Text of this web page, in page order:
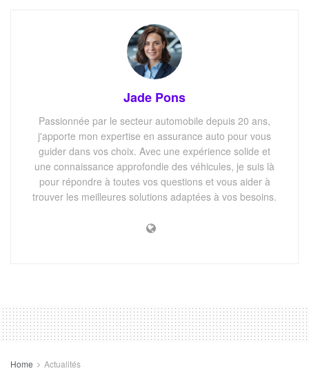
Jade Pons
Passionnée par le secteur automobile depuis 20 ans,
j'apporte mon expertise en assurance auto pour vous
guider dans vos choix. Avec une expérience solide et
une connaissance approfondie des véhicules, je suis là
pour répondre à toutes vos questions et vous aider à
trouver les meilleures solutions adaptées à vos besoins.
Home Actualités